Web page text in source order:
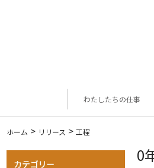
わたしたちの仕事
ホーム > リリース > 工程
0